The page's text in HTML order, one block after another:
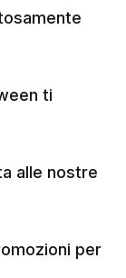
ti
alle nostre
per